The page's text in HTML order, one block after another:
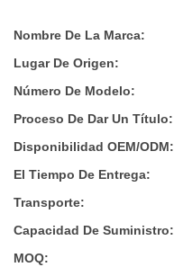
Nombre De La Marca:
Lugar De Origen:
Número De Modelo:
Proceso De Dar Un Título:
Disponibilidad OEM/ODM:
El Tiempo De Entrega:
Transporte:
Capacidad De Suministro:
MOQ: